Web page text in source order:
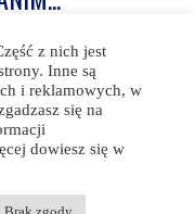
20:45z nich jest
Inne są
i reklamowych, w
się na
dowiesz się w